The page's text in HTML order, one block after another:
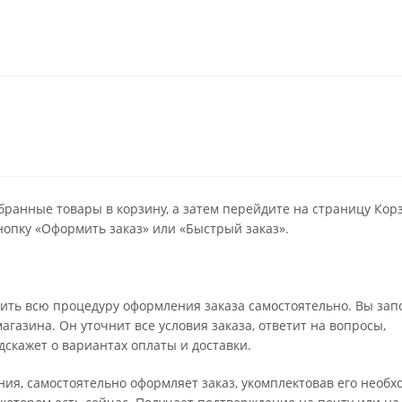
товары в корзину, а затем перейдите на страницу
«Оформить заказ» или «Быстрый заказ».
всю процедуру оформления заказа самостоятельно. Вы
Он уточнит все условия заказа, ответит на вопросы,
о вариантах оплаты и доставки.
самостоятельно оформляет заказ, укомплектовав его